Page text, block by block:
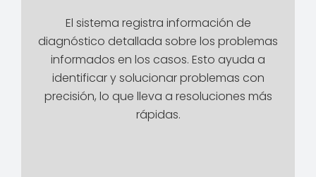
El sistema registra información de
diagnóstico detallada sobre los problemas
informados en los casos. Esto ayuda a
identificar y solucionar problemas con
precisión, lo que lleva a resoluciones más
rápidas.